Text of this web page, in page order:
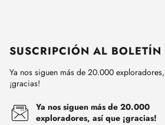
SUSCRIPCIÓN AL BOLETÍN
Ya nos siguen más de 20.000
¡gracias!
Ya nos siguen más de 20.000
exploradores, así que ¡gracias!